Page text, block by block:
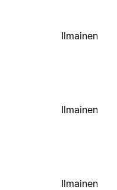
Ilmainen
Ilmainen
Ilmainen